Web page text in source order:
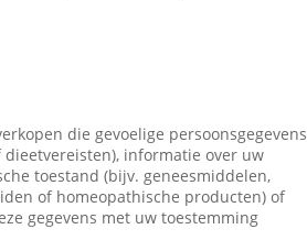
die gevoelige persoonsgegevens
informatie over uw
toestand (bijv. geneesmiddelen,
of homeopathische producten) of
gegevens met uw toestemming